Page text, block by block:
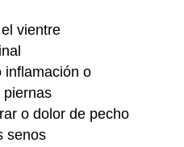
vientre
inflamación o
piernas
o dolor de pecho
senos